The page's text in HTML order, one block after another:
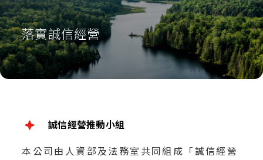
落實誠信經營
誠信經營推動小組
本公司由人資部及法務室共同組成「誠信經營